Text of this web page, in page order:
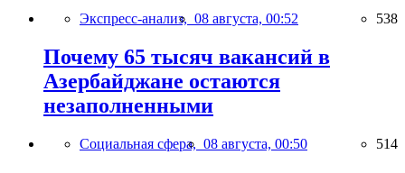
Экспресс-анализ, 08 августа, 00:52 538
Почему 65 тысяч вакансий в
Азербайджане остаются
незаполненными
Социальная сфера, 08 августа, 00:50 514